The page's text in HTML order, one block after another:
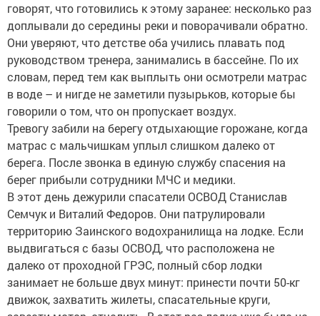
говорят, что готовились к этому заранее: несколько раз
доплывали до середины реки и поворачивали обратно.
Они уверяют, что детстве оба учились плавать под
руководством тренера, занимались в бассейне. По их
словам, перед тем как выплыть они осмотрели матрас
в воде – и нигде не заметили пузырьков, которые бы
говорили о том, что он пропускает воздух.
Тревогу забили на берегу отдыхающие горожане, когда
матрас с мальчишкам уплыл слишком далеко от
берега. После звонка в единую службу спасения на
берег прибыли сотрудники МЧС и медики.
В этот день дежурили спасатели ОСВОД Станислав
Семчук и Виталий Федоров. Они патрулировали
территорию Заинского водохранилища на лодке. Если
выдвигаться с базы ОСВОД, что расположена не
далеко от проходной ГРЭС, полный сбор лодки
занимает не больше двух минут: принести почти 50-кг
движок, захватить жилеты, спасательные круги,